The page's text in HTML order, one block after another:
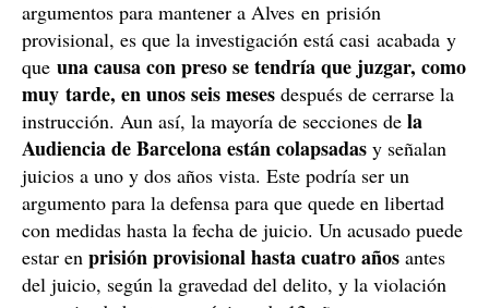
argumentos para mantener a Alves en prisión
provisional, es que la investigación está casi acabada y
que una causa con preso se tendría que juzgar, como
muy tarde, en unos seis meses después de cerrarse la
instrucción. Aun así, la mayoría de secciones de la
Audiencia de Barcelona están colapsadas y señalan
juicios a uno y dos años vista. Este podría ser un
argumento para la defensa para que quede en libertad
con medidas hasta la fecha de juicio. Un acusado puede
estar en prisión provisional hasta cuatro años antes
del juicio, según la gravedad del delito, y la violación